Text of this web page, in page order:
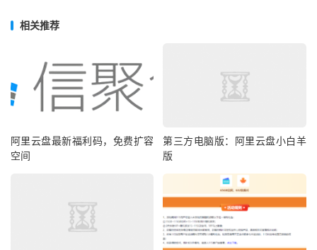
相关推荐
阿里云盘最新福利码，免费扩容
空间
第三方电脑版：阿里云盘小白羊
版